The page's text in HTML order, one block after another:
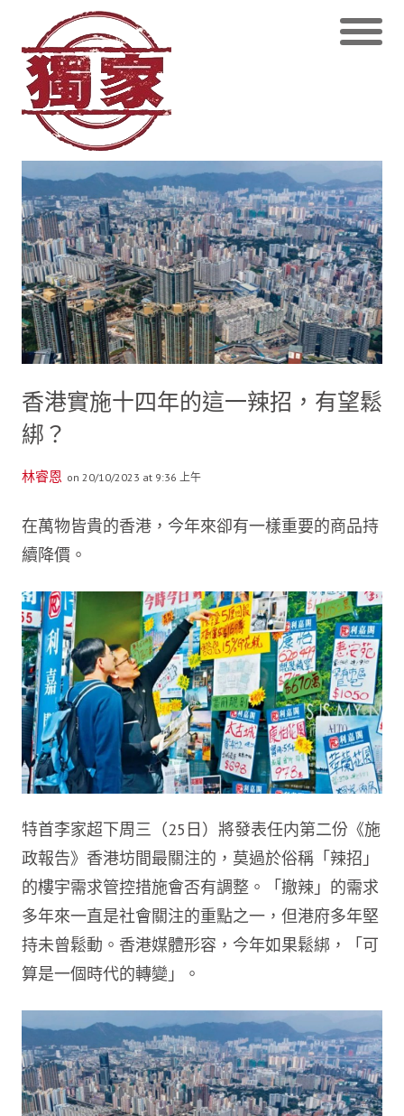
香港實施十四年的這一辣招，有望鬆
綁？
林睿恩 on 20/10/2023 at 9:36 上午
在萬物皆貴的香港，今年來卻有一樣重要的商品持
續降價。
特首李家超下周三（25日）將發表任内第二份《施
政報告》香港坊間最關注的，莫過於俗稱「辣招」
的樓宇需求管控措施會否有調整。「撤辣」的需求
多年來一直是社會關注的重點之一，但港府多年堅
持未曾鬆動。香港媒體形容，今年如果鬆綁，「可
算是一個時代的轉變」。